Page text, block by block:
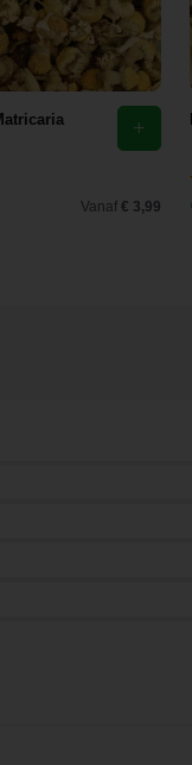
Vanaf € 3,99